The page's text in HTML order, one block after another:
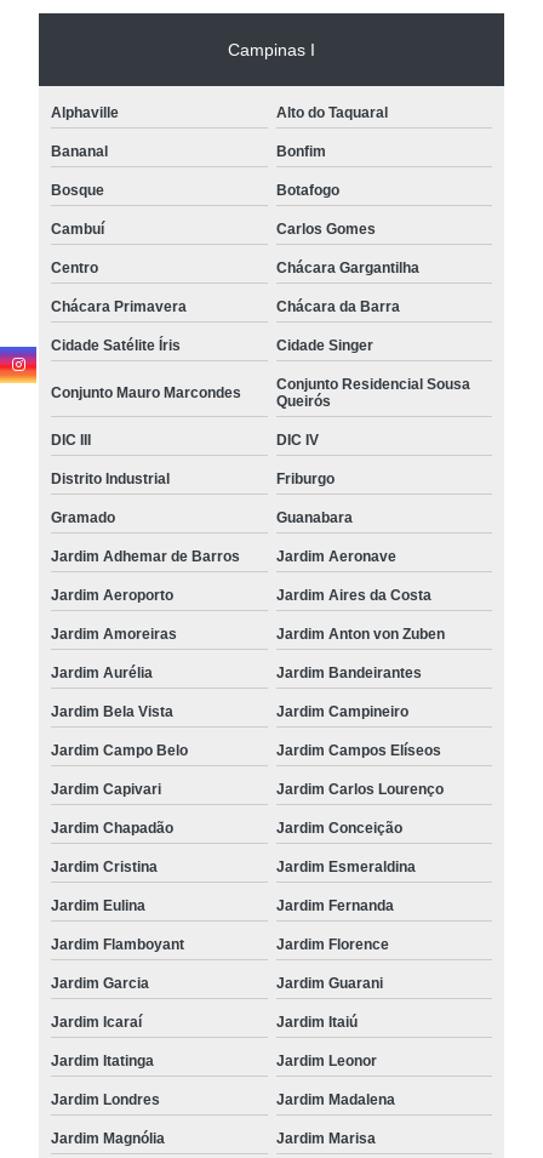
Campinas I
Alphaville Alto do Taquaral
Bananal Bonfim
Bosque Botafogo
Cambuí Carlos Gomes
Centro Chácara Gargantilha
Chácara Primavera Chácara da Barra
Cidade Satélite Íris Cidade Singer
Conjunto Mauro Marcondes
Conjunto Residencial Sousa
Queirós
DIC III DIC IV
Distrito Industrial Friburgo
Gramado Guanabara
Jardim Adhemar de Barros Jardim Aeronave
Jardim Aeroporto Jardim Aires da Costa
Jardim Amoreiras Jardim Anton von Zuben
Jardim Aurélia Jardim Bandeirantes
Jardim Bela Vista Jardim Campineiro
Jardim Campo Belo Jardim Campos Elíseos
Jardim Capivari Jardim Carlos Lourenço
Jardim Chapadão Jardim Conceição
Jardim Cristina Jardim Esmeraldina
Jardim Eulina Jardim Fernanda
Jardim Flamboyant Jardim Florence
Jardim Garcia Jardim Guarani
Jardim Icaraí Jardim Itaiú
Jardim Itatinga Jardim Leonor
Jardim Londres Jardim Madalena
Jardim Magnólia Jardim Marisa